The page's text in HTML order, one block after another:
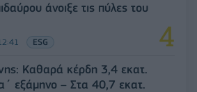
άνοιξε τις πύλες του
ESG
Καθαρά κέρδη 3,4 εκατ.
εξάμηνο – Στα 40,7 εκατ.